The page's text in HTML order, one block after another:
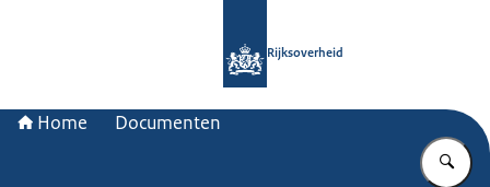
Rijksoverheid
Home Documenten